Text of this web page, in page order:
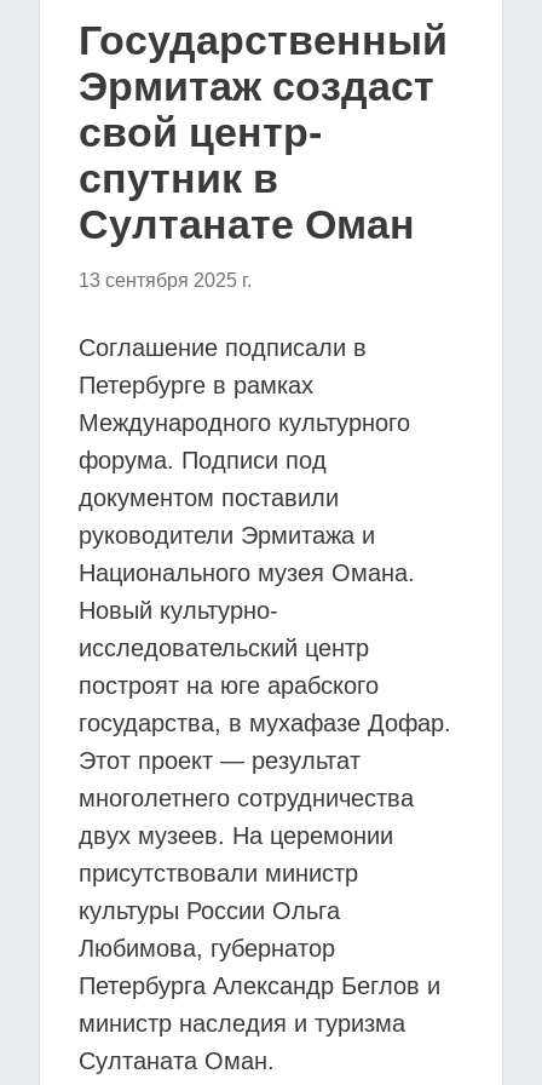
Государственный
Эрмитаж создаст
свой центр-
спутник в
Султанате Оман
13 сентября 2025 г.
Соглашение подписали в
Петербурге в рамках
Международного культурного
форума. Подписи под
документом поставили
руководители Эрмитажа и
Национального музея Омана.
Новый культурно-
исследовательский центр
построят на юге арабского
государства, в мухафазе Дофар.
Этот проект — результат
многолетнего сотрудничества
двух музеев. На церемонии
присутствовали министр
культуры России Ольга
Любимова, губернатор
Петербурга Александр Беглов и
министр наследия и туризма
Султаната Оман.